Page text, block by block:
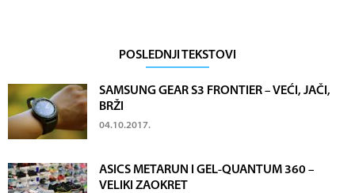
POSLEDNJI TEKSTOVI
SAMSUNG GEAR S3 FRONTIER – VEĆI, JAČI,
BRŽI
04.10.2017.
ASICS METARUN I GEL-QUANTUM 360 –
VELIKI ZAOKRET